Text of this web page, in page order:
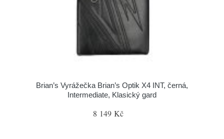
Brian’s Vyrážečka Brian’s Optik X4 INT, černá,
Intermediate, Klasický gard
8 149 Kč